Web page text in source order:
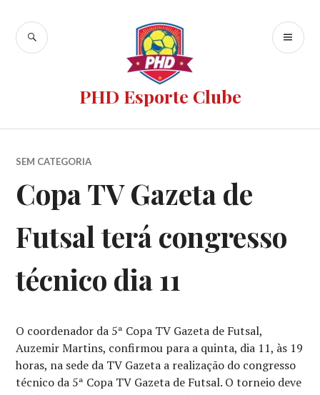
PHD Esporte Clube
SEM CATEGORIA
Copa TV Gazeta de
Futsal terá congresso
técnico dia 11
O coordenador da 5ª Copa TV Gazeta de Futsal,
Auzemir Martins, confirmou para a quinta, dia 11, às 19
horas, na sede da TV Gazeta a realização do congresso
técnico da 5ª Copa TV Gazeta de Futsal. O torneio deve